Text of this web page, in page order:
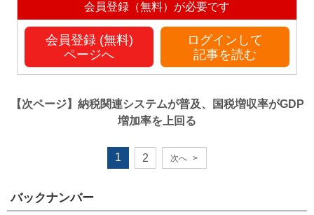
会員登録（無料）が必要です
会員登録 (無料)
ページへ
ログインして
記事を読む
【次ページ】 納税関連システムが普及、国税増収率がGDP
増加率を上回る
1 2 次へ >
バックナンバー